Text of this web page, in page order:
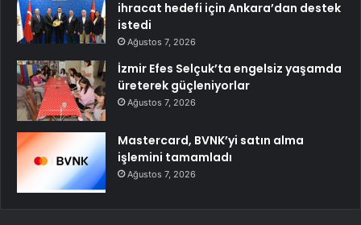
ihracat hedefi için Ankara’dan destek
istedi
Ağustos 7, 2026
İzmir Efes Selçuk’ta engelsiz yaşamda
üreterek güçleniyorlar
Ağustos 7, 2026
Mastercard, BVNK’yi satın alma
işlemini tamamladı
Ağustos 7, 2026